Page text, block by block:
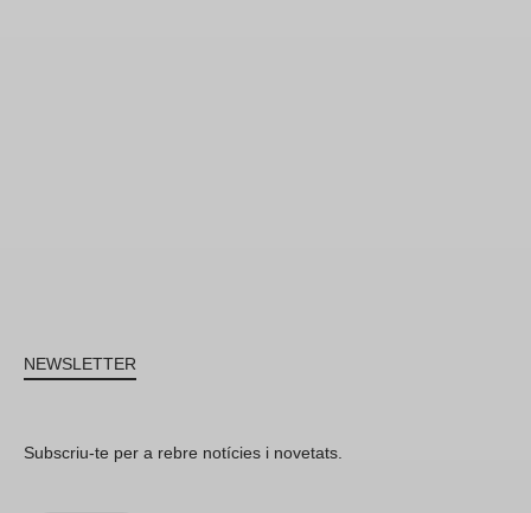
NEWSLETTER
Subscriu-te per a rebre notícies i novetats.